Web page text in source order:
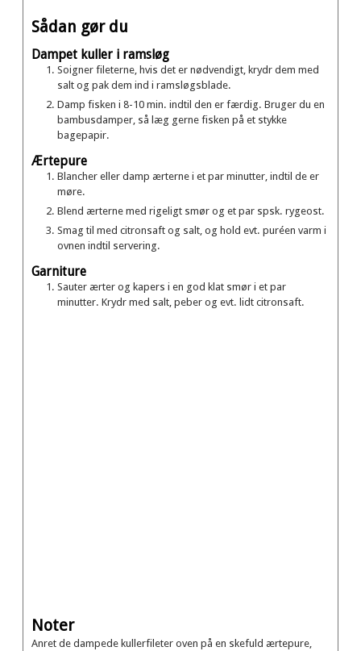
Sådan gør du
Dampet kuller i ramsløg
Soigner fileterne, hvis det er nødvendigt, krydr dem med
salt og pak dem ind i ramsløgsblade.
Damp fisken i 8-10 min. indtil den er færdig. Bruger du en
bambusdamper, så læg gerne fisken på et stykke
bagepapir.
Ærtepure
Blancher eller damp ærterne i et par minutter, indtil de er
møre.
Blend ærterne med rigeligt smør og et par spsk. rygeost.
Smag til med citronsaft og salt, og hold evt. puréen varm i
ovnen indtil servering.
Garniture
Sauter ærter og kapers i en god klat smør i et par
minutter. Krydr med salt, peber og evt. lidt citronsaft.
Noter
Anret de dampede kullerfileter oven på en skefuld ærtepure,